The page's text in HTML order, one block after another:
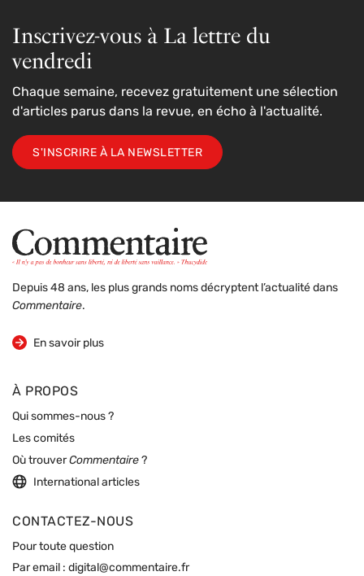
Inscrivez-vous à La lettre du
vendredi
Chaque semaine, recevez gratuitement une sélection
d'articles parus dans la revue, en écho à l'actualité.
S'INSCRIRE À LA NEWSLETTER
Depuis 48 ans, les plus grands noms décryptent l’actualité dans
Commentaire.
En savoir plus
sur la revue
À PROPOS
Qui sommes-nous ?
Les comités
Où trouverCommentaire ?
International articles
CONTACTEZ-NOUS
Pour toute question
Par email : digital@commentaire.fr